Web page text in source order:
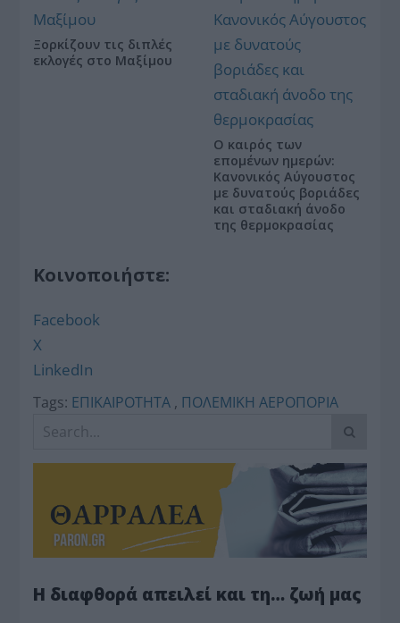
Ξορκίζουν τις διπλές
εκλογές στο Μαξίμου
Ο καιρός των
επομένων ημερών:
Κανονικός Αύγουστος
με δυνατούς βοριάδες
και σταδιακή άνοδο
της θερμοκρασίας
Κοινοποιήστε:
Facebook
X
LinkedIn
Tags: ΕΠΙΚΑΙΡΟΤΗΤΑ , ΠΟΛΕΜΙΚΗ ΑΕΡΟΠΟΡΙΑ
Η διαφθορά απειλεί και τη… ζωή μας